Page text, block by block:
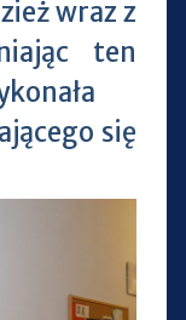
wraz z
ten
się